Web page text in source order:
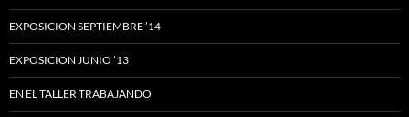
EXPOSICION SEPTIEMBRE ’14
EXPOSICION JUNIO ’13
EN EL TALLER TRABAJANDO